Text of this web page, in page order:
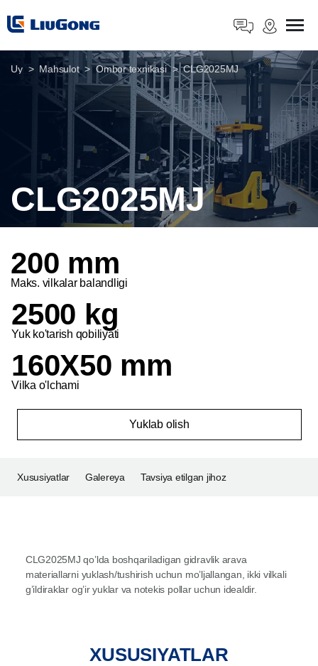
CLG2025MJ
200 mm
Maks. vilkalar balandligi
2500 kg
Yuk ko'tarish qobiliyati
160X50 mm
Vilka o'lchami
Yuklab olish
Uy Mahsulot Ombor texnikasi CLG2025MJ
Xususiyatlar Galereya Tavsiya etilgan jihoz
CLG2025MJ qo’lda boshqariladigan gidravlik arava
materiallarni yuklash/tushirish uchun mo’ljallangan, ikki vilkali
g’ildiraklar og’ir yuklar va notekis pollar uchun idealdir.
XUSUSIYATLAR